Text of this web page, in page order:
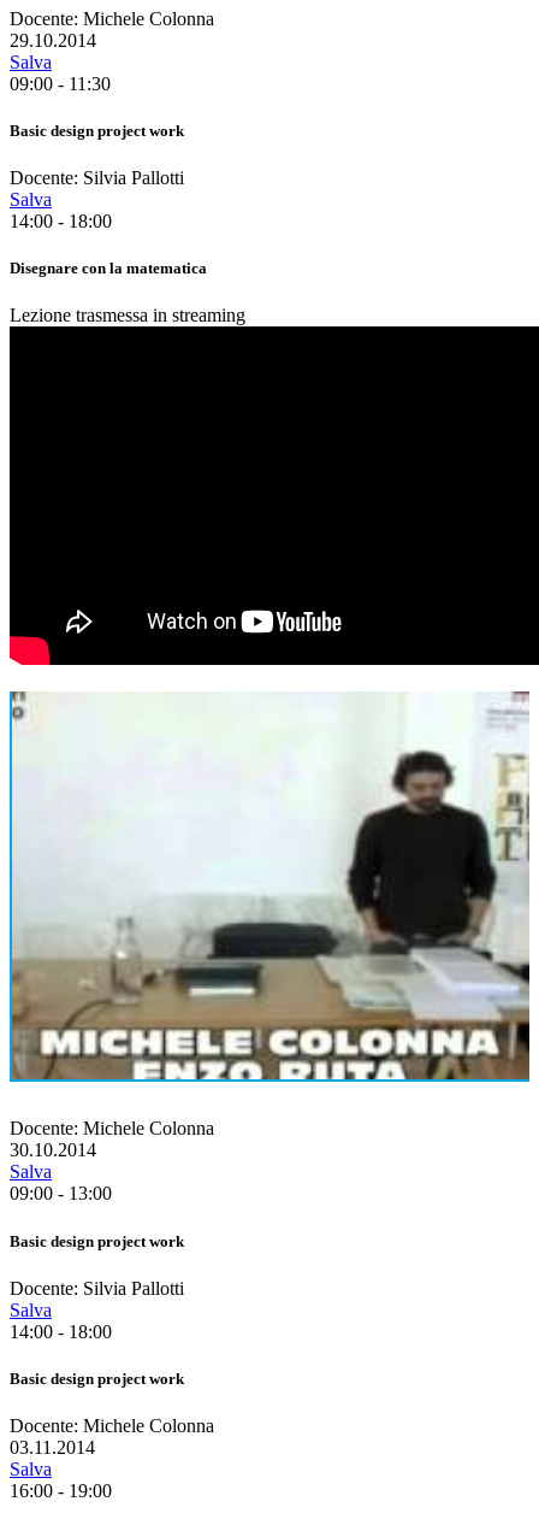
Docente: Michele Colonna
29.10.2014
Salva
09:00 - 11:30
Basic design project work
Docente: Silvia Pallotti
Salva
14:00 - 18:00
Disegnare con la matematica
Lezione trasmessa in streaming
Docente: Michele Colonna
30.10.2014
Salva
09:00 - 13:00
Basic design project work
Docente: Silvia Pallotti
Salva
14:00 - 18:00
Basic design project work
Docente: Michele Colonna
03.11.2014
Salva
16:00 - 19:00